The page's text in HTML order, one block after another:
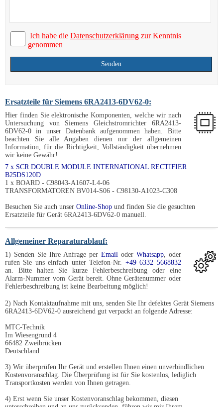
Ich habe die Datenschutzerklärung zur Kenntnis
genommen
Senden
Ersatzteile für Siemens 6RA2413-6DV62-0:
Hier finden Sie elektronische Komponenten, welche wir nach
Untersuchung von Siemens Gleichstromrichter 6RA2413-
6DV62-0 in unser Datenbank aufgenommen haben. Bitte
beachten Sie alle Angaben dienen nur der allgemeinen
Information, für die Richtigkeit, Vollständigkeit übernehmen
wir keine Gewähr!
7 x SCR DOUBLE MODULE INTERNATIONAL RECTIFIER
B25DS120D
1 x BOARD - C98043-A1607-L4-06
TRANSFORMATOREN BV014-S06 - C98130-A1023-C308
Besuchen Sie auch unser Online-Shop und finden Sie die gesuchten
Ersatzteile für Gerät 6RA2413-6DV62-0 manuell.
Allgemeiner Reparaturablauf:
1) Senden Sie Ihre Anfrage per Email oder Whatsapp, oder
rufen Sie uns einfach unter Telefon-Nr. +49 6332 5668832
an. Bitte halten Sie kurze Fehlerbeschreibung oder eine
Alarm-Nummer vom Gerät bereit. Ohne Gerätenummer oder
Fehlerbeschreibung ist keine Bearbeitung möglich!
2) Nach Kontaktaufnahme mit uns, senden Sie Ihr defektes Gerät Siemens
6RA2413-6DV62-0 ausreichend gut verpackt an folgende Adresse:
MTC-Technik
Im Wiesengrund 4
66482 Zweibrücken
Deutschland
3) Wir überprüfen Ihr Gerät und erstellen Ihnen einen unverbindlichen
Kostenvoranschlag. Die Überprüfung ist für Sie kostenlos, lediglich
Transportkosten werden von Ihnen getragen.
4) Erst wenn Sie unser Kostenvoranschlag bekommen, diesen